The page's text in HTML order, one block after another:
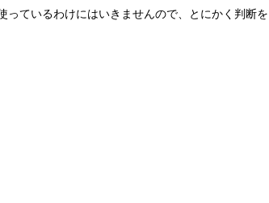
ているわけにはいきませんので、とにかく判断を